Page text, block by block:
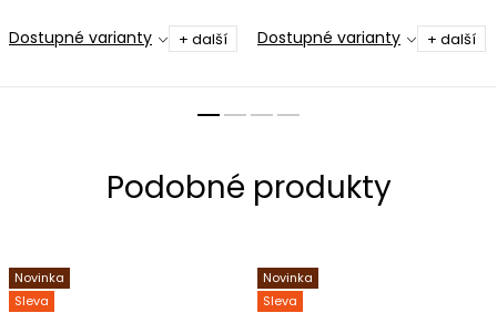
Dostupné varianty + další Dostupné varianty + další
Novinka
Sleva
Novinka
Sleva